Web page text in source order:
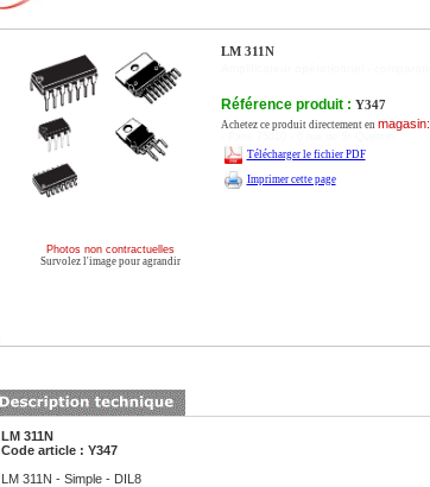
Photos non contractuelles
Survolez l'image pour agrandir
LM 311N
Référence produit : Y347
Achetez ce produit directement en magasin:
Télécharger le fichier PDF
Imprimer cette page
LM 311N
Code article : Y347
LM 311N - Simple - DIL8